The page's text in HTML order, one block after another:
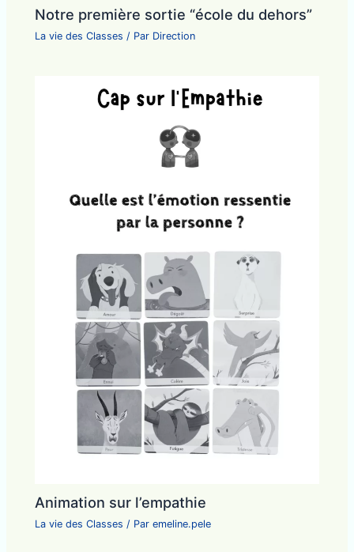
Notre première sortie “école du dehors”
La vie des Classes / Par Direction
Animation sur l’empathie
La vie des Classes / Paremeline.pele